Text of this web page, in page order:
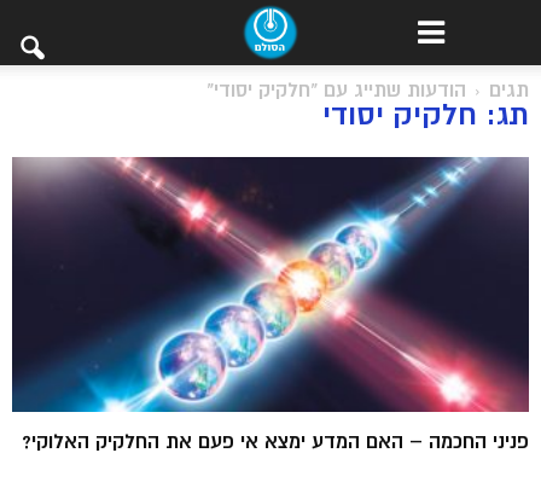
תגים הודעות שתייג עם "חלקיק יסודי"
תג: חלקיק יסודי
פניני החכמה – האם המדע ימצא אי פעם את החלקיק האלוקי?